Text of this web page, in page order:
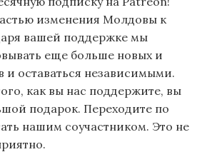
изменения Молдовы к
вашей поддержке мы
еще больше новых и
и оставаться независимыми.
как вы нас поддержите, вы
подарок. Переходите по
нашим соучастником. Это не